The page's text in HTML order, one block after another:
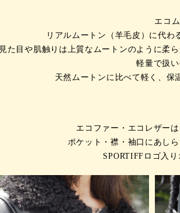
エコ
リアルムートン（羊毛皮）に代わ
見た目や肌触りは上質なムートンのように柔
軽量で扱
天然ムートンに比べて軽く、保
エコファー・エコレザー
ポケット・襟・袖口にあしら
SPORTIFFロゴ入